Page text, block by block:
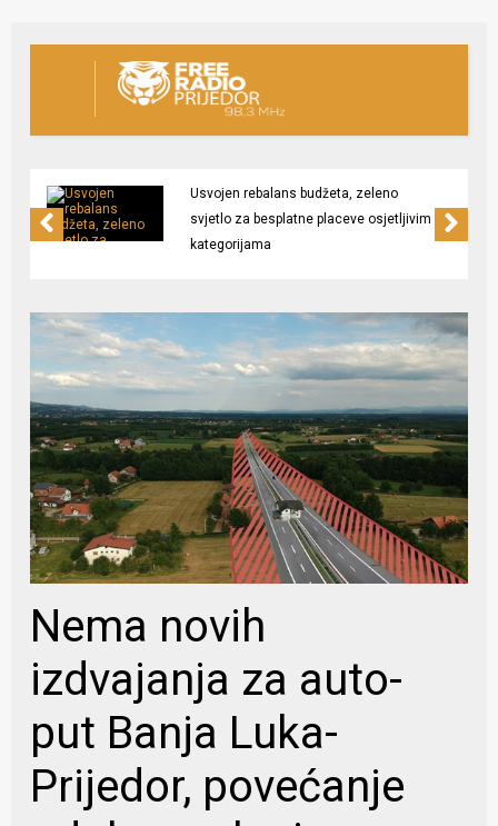
Usvojen rebalans budžeta, zeleno
svjetlo za besplatne placeve osjetljivim
kategorijama
Nema novih
izdvajanja za auto-
put Banja Luka-
Prijedor, povećanje